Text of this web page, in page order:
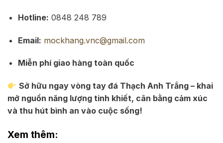
Hotline: 0848 248 789
Email: mockhang.vnc@gmail.com
Miễn phí giao hàng toàn quốc
Sở hữu ngay vòng tay đá Thạch Anh Trắng – khai
mở nguồn năng lượng tinh khiết, cân bằng cảm xúc
và thu hút bình an vào cuộc sống!
Xem thêm: